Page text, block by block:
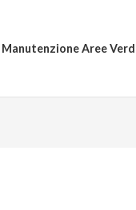
Manutenzione Aree